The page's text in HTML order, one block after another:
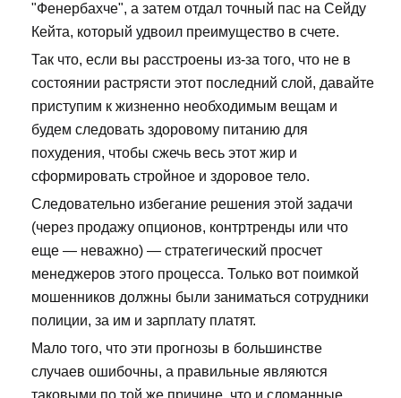
"Фенербахче", а затем отдал точный пас на Сейду
Кейта, который удвоил преимущество в счете.
Так что, если вы расстроены из-за того, что не в
состоянии растрясти этот последний слой, давайте
приступим к жизненно необходимым вещам и
будем следовать здоровому питанию для
похудения, чтобы сжечь весь этот жир и
сформировать стройное и здоровое тело.
Следовательно избегание решения этой задачи
(через продажу опционов, контртренды или что
еще — неважно) — стратегический просчет
менеджеров этого процесса. Только вот поимкой
мошенников должны были заниматься сотрудники
полиции, за им и зарплату платят.
Мало того, что эти прогнозы в большинстве
случаев ошибочны, а правильные являются
таковыми по той же причине, что и сломанные